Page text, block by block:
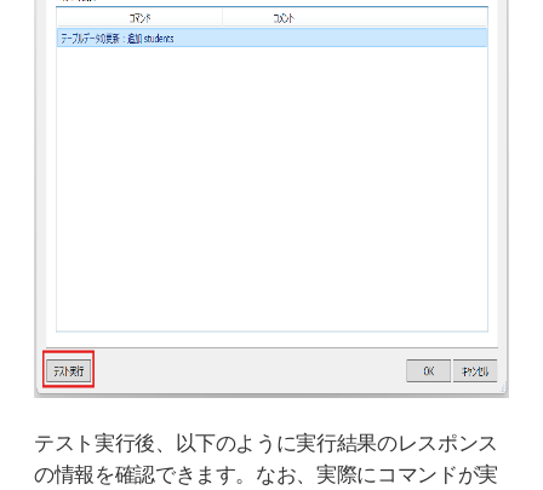
テスト実行後、以下のように実行結果のレスポンス
の情報を確認できます。なお、実際にコマンドが実